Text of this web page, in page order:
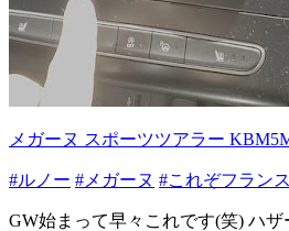
メガーヌ スポーツツアラー
#ルノー #メガーヌ #これぞフラン
GW始まって早々これです(笑) ハ